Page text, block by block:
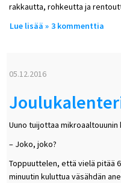
rakkautta, rohkeutta ja
Lue lisää about Enemmän
3 kommenttia
05.12.2016
Uuno tuijottaa mikroaaltouunin
– Joko, joko?
Toppuuttelen, että vielä pitää
minuutin kuluttua väsähdän